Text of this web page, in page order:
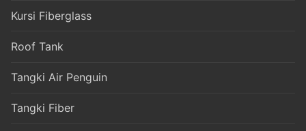
Kursi Fiberglass
Roof Tank
Tangki Air Penguin
Tangki Fiber